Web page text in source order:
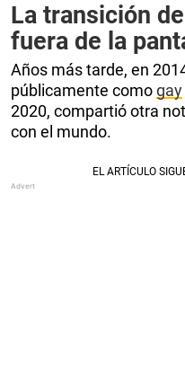
La transición
fuera de la
Años más tarde, en
públicamente comogay
2020, compartió otra
con el mundo.